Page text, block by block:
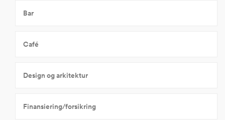
Bar
Café
Design og arkitektur
Finansiering/forsikring